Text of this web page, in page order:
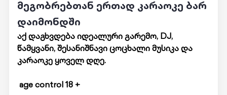
მეგობრებთან ერთად კარაოკე ბარ
დაიმონდში
აქ დაგხვდება იდეალური გარემო, DJ,
წამყვანი, შესანიშნავი ცოცხალი მუსიკა და
კარაოკე ყოველ დღე.
age control 18 +